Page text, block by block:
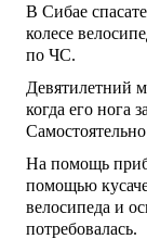
В Сибае
колесе
по ЧС.
Девятилетний
когда его нога
На помощь
помощью
велосипеда и
потребовалась.